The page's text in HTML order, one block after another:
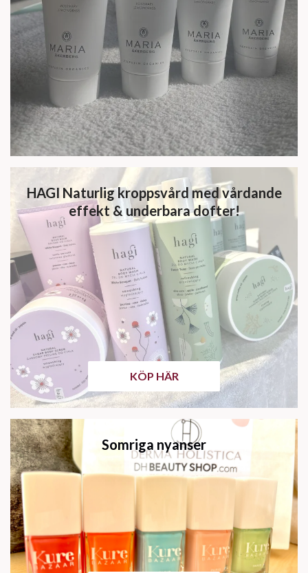
HAGI Naturlig kroppsvård med vårdande
effekt & underbara dofter!
KÖP HÄR
Somriga nyanser